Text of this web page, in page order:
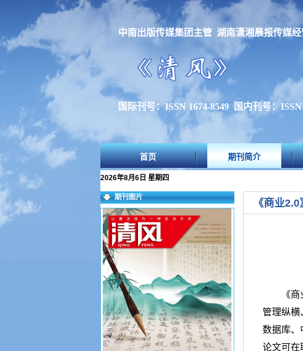
中南出版传媒集团主管 湖南潇湘晨报传媒
国际刊号：ISSN 1674-8549 国内刊号：ISSN
首页 期刊简介
2026年8月6日 星期四
期刊图片 《商业
《商
管理纵横
数据库、
论文可在